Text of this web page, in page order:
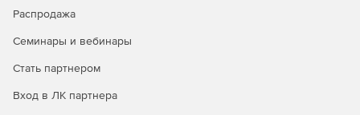
Распродажа
Семинары и вебинары
Стать партнером
Вход в ЛК партнера